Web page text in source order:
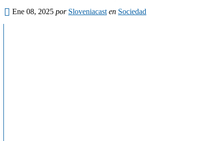
Ene 08, 2025 por Sloveniacast en Sociedad